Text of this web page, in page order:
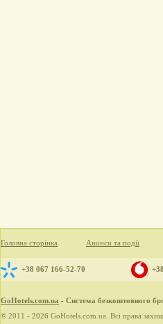
Головна сторінка Анонси та події
+38 067 166-52-70
GoHotels.com.ua - Система безкоштовного
© 2011 - 2026 GoHotels.com.ua. Всі права